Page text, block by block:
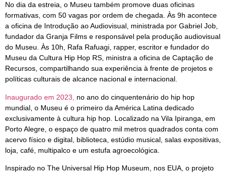
No dia da estreia, o Museu também promove duas oficinas
formativas, com 50 vagas por ordem de chegada. Às 9h acontece
a oficina de Introdução ao Audiovisual, ministrada por Gabriel Job,
fundador da Granja Films e responsável pela produção audiovisual
do Museu. Às 10h, Rafa Rafuagi, rapper, escritor e fundador do
Museu da Cultura Hip Hop RS, ministra a oficina de Captação de
Recursos, compartilhando sua experiência à frente de projetos e
políticas culturais de alcance nacional e internacional.
Inaugurado em 2023, no ano do cinquentenário do hip hop
mundial, o Museu é o primeiro da América Latina dedicado
exclusivamente à cultura hip hop. Localizado na Vila Ipiranga, em
Porto Alegre, o espaço de quatro mil metros quadrados conta com
acervo físico e digital, biblioteca, estúdio musical, salas expositivas,
loja, café, multipalco e um estufa agroecológica.
Inspirado no The Universal Hip Hop Museum, nos EUA, o projeto